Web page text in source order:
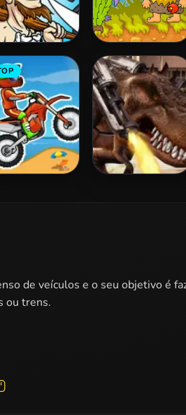
of War Adam and Eve
de veículos e o seu objetivo é
ou trens.